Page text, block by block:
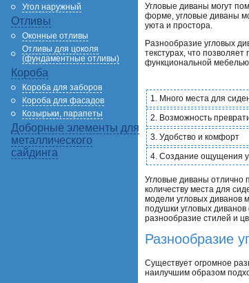
Угол наружный
Отливы
Оконные отливы
Отливы для цоколя
(фундаментные отливы)
Короба
Короба для заборов
Короба для фасадов
Козырьки, парапеты
Доборные элементы для
металлического
сайдинга
Угловые диваны могут
форме, угловые диваны
уюта и простора.
Разнообразие угловых
текстурах, что
функциональной
1. Много места для
2. Возможность
3. Удобство и комфорт
4. Создание ощущения
Угловые диваны отлично
количеству места для
модели угловых диванов
подушки угловых
разнообразие стилей и
Разнообразие
Существует огромное
наилучшим образом